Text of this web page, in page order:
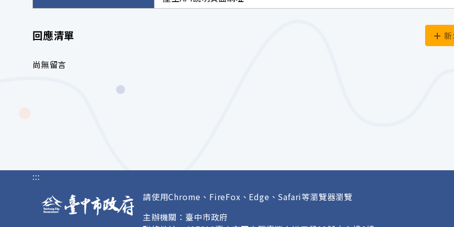
回應清單
尚無留言
:::
請使用Chrome、FireFox、Edge、Safari等瀏覽器瀏覽
主辦機關：臺中市政府